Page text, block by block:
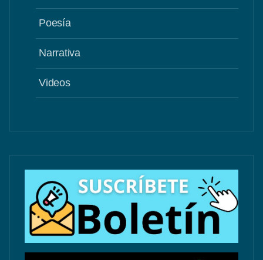
Poesía
Narrativa
Videos